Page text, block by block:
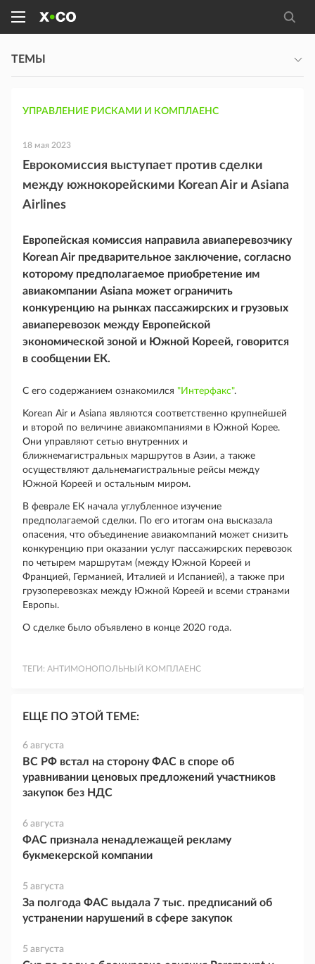
ТЕМЫ
УПРАВЛЕНИЕ РИСКАМИ И КОМПЛАЕНС
18 мая 2023
Еврокомиссия выступает против сделки
между южнокорейскими Korean Air и Asiana
Airlines
Европейская комиссия направила авиаперевозчику
Korean Air предварительное заключение, согласно
которому предполагаемое приобретение им
авиакомпании Asiana может ограничить
конкуренцию на рынках пассажирских и грузовых
авиаперевозок между Европейской
экономической зоной и Южной Кореей, говорится
в сообщении ЕК.
С его содержанием ознакомился "Интерфакс".
Korean Air и Asiana являются соответственно крупнейшей
и второй по величине авиакомпаниями в Южной Корее.
Они управляют сетью внутренних и
ближнемагистральных маршрутов в Азии, а также
осуществляют дальнемагистральные рейсы между
Южной Кореей и остальным миром.
В феврале ЕК начала углубленное изучение
предполагаемой сделки. По его итогам она высказала
опасения, что объединение авиакомпаний может снизить
конкуренцию при оказании услуг пассажирских перевозок
по четырем маршрутам (между Южной Кореей и
Францией, Германией, Италией и Испанией), а также при
грузоперевозках между Южной Кореей и всеми странами
Европы.
О сделке было объявлено в конце 2020 года.
ТЕГИ: АНТИМОНОПОЛЬНЫЙ КОМПЛАЕНС
ЕЩЕ ПО ЭТОЙ ТЕМЕ:
6 августа
ВС РФ встал на сторону ФАС в споре об
уравнивании ценовых предложений участников
закупок без НДС
6 августа
ФАС признала ненадлежащей рекламу
букмекерской компании
5 августа
За полгода ФАС выдала 7 тыс. предписаний об
устранении нарушений в сфере закупок
5 августа